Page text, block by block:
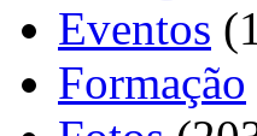
Eventos
Formação